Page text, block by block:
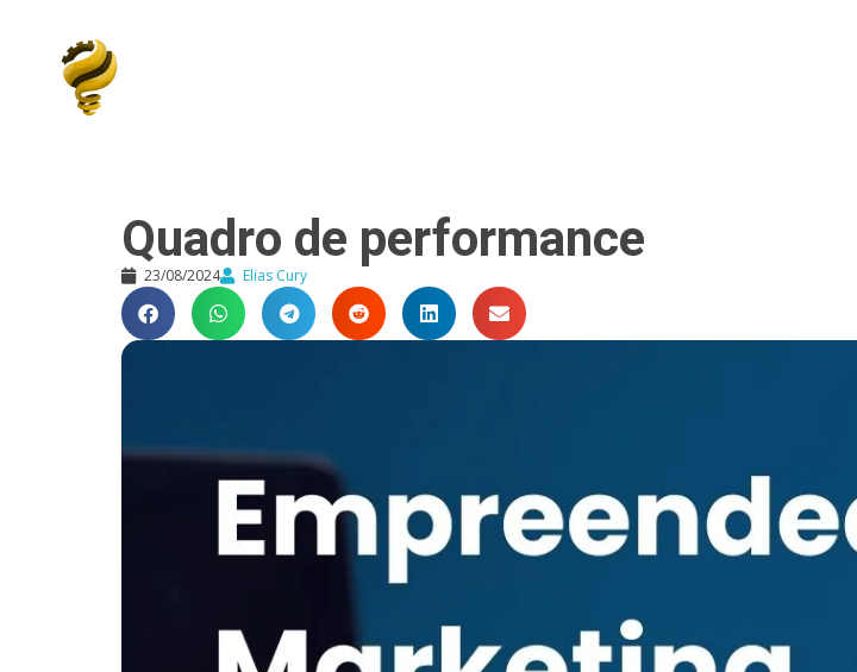
Quadro de performance
23/08/2024 Elias Cury